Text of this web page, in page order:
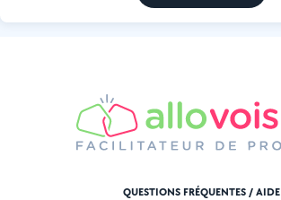
QUESTIONS FRÉQUENTES / AIDE